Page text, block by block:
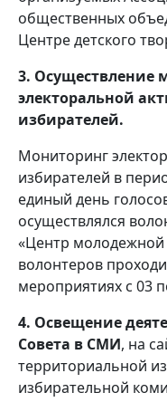
общественных
Центре детского
3. Осуществление
электоральной
избирателей.
Мониторинг
избирателей в
единый день
осуществлялся
«Центр
волонтеров
мероприятиях с 03
4. Освещение
Совета в СМИ, на
территориальной
избирательной